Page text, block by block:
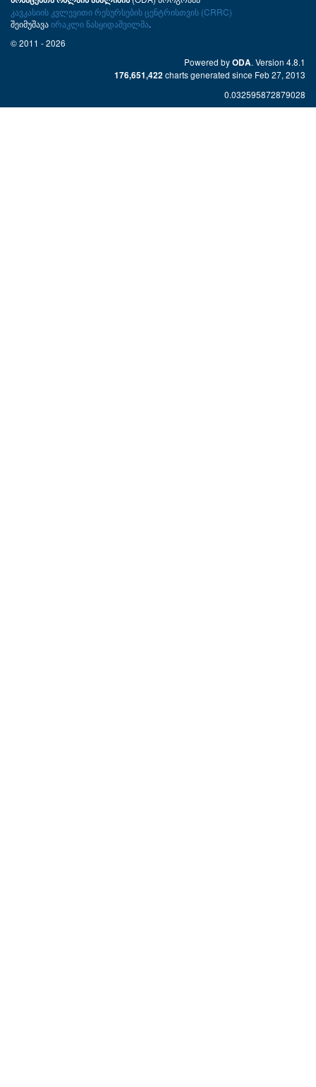
კავკასიის კვლევითი რესურსების ცენტრისთვის (CRRC)
შეიმუშავაირაკლი ნასყიდაშვილმა.
© 2011 - 2026
Powered byODA. Version 4.8.1
176,651,422 charts generated since Feb 27, 2013
0.032595872879028